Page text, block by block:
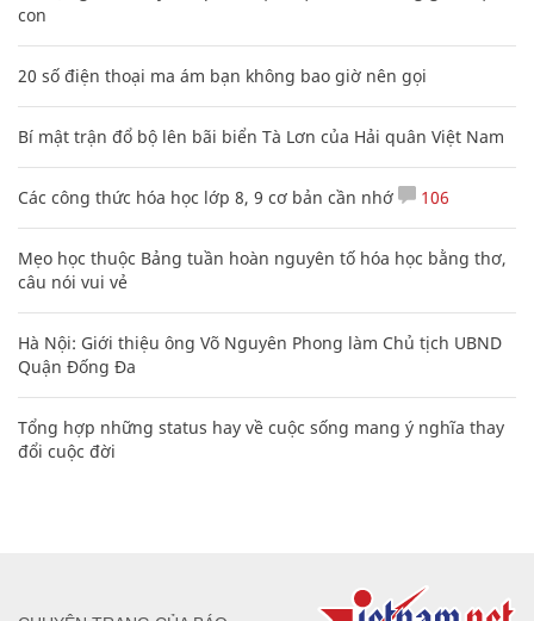
con
20 số điện thoại ma ám bạn không bao giờ nên gọi
Bí mật trận đổ bộ lên bãi biển Tà Lơn của Hải quân Việt Nam
Các công thức hóa học lớp 8, 9 cơ bản cần nhớ 106
Mẹo học thuộc Bảng tuần hoàn nguyên tố hóa học bằng thơ,
câu nói vui vẻ
Hà Nội: Giới thiệu ông Võ Nguyên Phong làm Chủ tịch UBND
Quận Đống Đa
Tổng hợp những status hay về cuộc sống mang ý nghĩa thay
đổi cuộc đời